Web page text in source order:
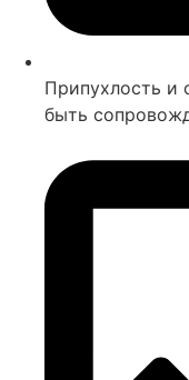
Припухлость и
быть